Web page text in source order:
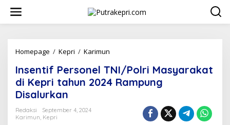
w
Homepage / Kepri / Karimun
s
e
n
Insentif Personel TNI/Polri Masyarakat
di Kepri tahun 2024 Rampung
Disalurkan
Redaksi
September 4, 2024
Karimun, Kepri